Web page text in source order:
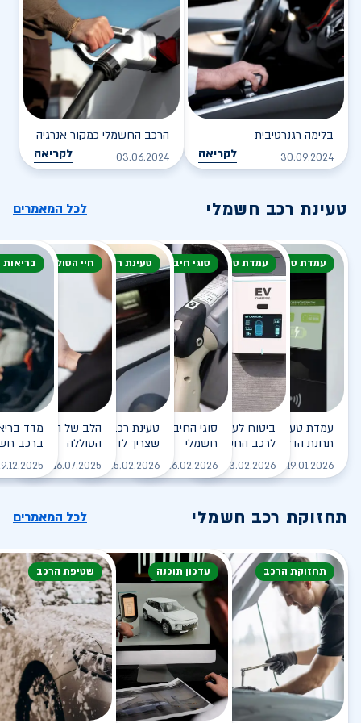
בלימה רגנרטיבית
30.09.2024 לקריאה
הרכב החשמלי כמקור אנרגיה
03.06.2024 לקריאה
טעינת רכב חשמלי לכל המאמרים
עמדת טעינה
עמדת טעינה - הסוף של
תחנת הדלק?
19.01.2026 לקריאה
עמדת טעינה
ביטוח לעמדת טעינה ביתית
לרכב החשמלי
03.02.2026 לקריאה
סוגי חיבור
סוגי החיבורים לטעינת רכב
חשמלי
26.02.2026 לקריאה
טעינת רכב חשמלי
טעינת רכב חשמלי - כל מה
שצריך לדעת
25.02.2026 לקריאה
חיי הסוללה
הלב של הרכב
הסוללה
16.07.2025
ברכב
תחזוקת רכב חשמלי לכל המאמרים
תחזוקת הרכב עדכון תוכנה שטיפת הרכב